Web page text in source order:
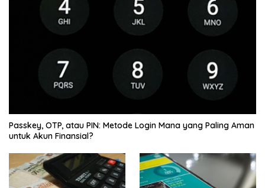
Passkey, OTP, atau PIN: Metode Login Mana yang Paling Aman
untuk Akun Finansial?